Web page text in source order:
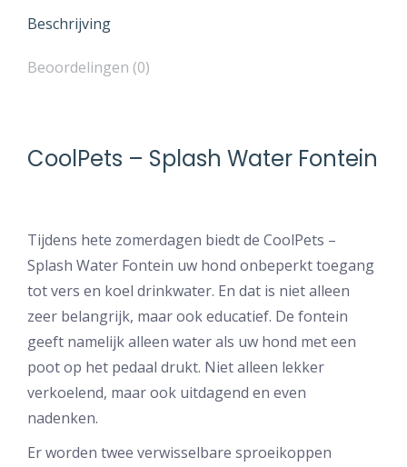
Beschrijving
Beoordelingen (0)
CoolPets – Splash Water Fontein
Tijdens hete zomerdagen biedt de CoolPets –
Splash Water Fontein uw hond onbeperkt toegang
tot vers en koel drinkwater. En dat is niet alleen
zeer belangrijk, maar ook educatief. De fontein
geeft namelijk alleen water als uw hond met een
poot op het pedaal drukt. Niet alleen lekker
verkoelend, maar ook uitdagend en even
nadenken.
Er worden twee verwisselbare sproeikoppen